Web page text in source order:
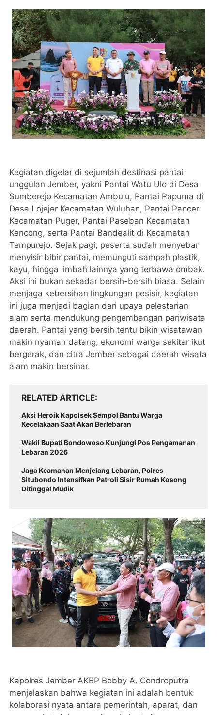
Kegiatan digelar di sejumlah destinasi pantai
unggulan Jember, yakni Pantai Watu Ulo di Desa
Sumberejo Kecamatan Ambulu, Pantai Papuma di
Desa Lojejer Kecamatan Wuluhan, Pantai Pancer
Kecamatan Puger, Pantai Paseban Kecamatan
Kencong, serta Pantai Bandealit di Kecamatan
Tempurejo. Sejak pagi, peserta sudah menyebar
menyisir bibir pantai, memunguti sampah plastik,
kayu, hingga limbah lainnya yang terbawa ombak.
Aksi ini bukan sekadar bersih-bersih biasa. Selain
menjaga kebersihan lingkungan pesisir, kegiatan
ini juga menjadi bagian dari upaya pelestarian
alam serta mendukung pengembangan pariwisata
daerah. Pantai yang bersih tentu bikin wisatawan
makin nyaman datang, ekonomi warga sekitar ikut
bergerak, dan citra Jember sebagai daerah wisata
alam makin bersinar.
RELATED ARTICLE
Aksi Heroik Kapolsek Sempol Bantu Warga
Kecelakaan Saat Akan Berlebaran
Wakil Bupati Bondowoso Kunjungi Pos Pengamanan
Lebaran 2026
Jaga Keamanan Menjelang Lebaran, Polres
Situbondo Intensifkan Patroli Sisir Rumah Kosong
Ditinggal Mudik
Kapolres Jember AKBP Bobby A. Condroputra
menjelaskan bahwa kegiatan ini adalah bentuk
kolaborasi nyata antara pemerintah, aparat, dan